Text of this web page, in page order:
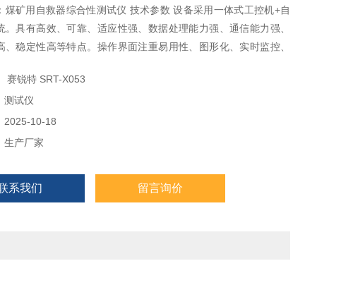
煤矿用自救器综合性测试仪 技术参数 设备采用一体式工控机+自
。具有高效、可靠、适应性强、数据处理能力强、通信能力强、
、稳定性高等特点。操作界面注重易用性、图形化、实时监控、
工作效率。多种检测接口，满足不同用户的检测需求，操作简单
赛锐特 SRT-X053
测试仪
2025-10-18
生产厂家
系我们 留言询价